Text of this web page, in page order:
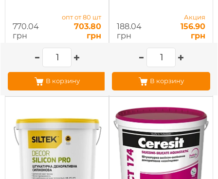
770.04
грн
опт от 80 шт
703.80
грн
В корзину
188.04
грн
Акция
156.90
грн
В корзину